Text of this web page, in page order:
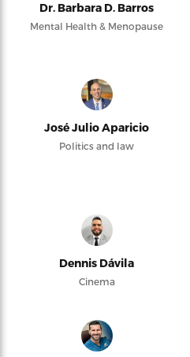
Dr. Barbara D. Barros
Mental Health & Menopause
José Julio Aparicio
Politics and law
Dennis Dávila
Cinema